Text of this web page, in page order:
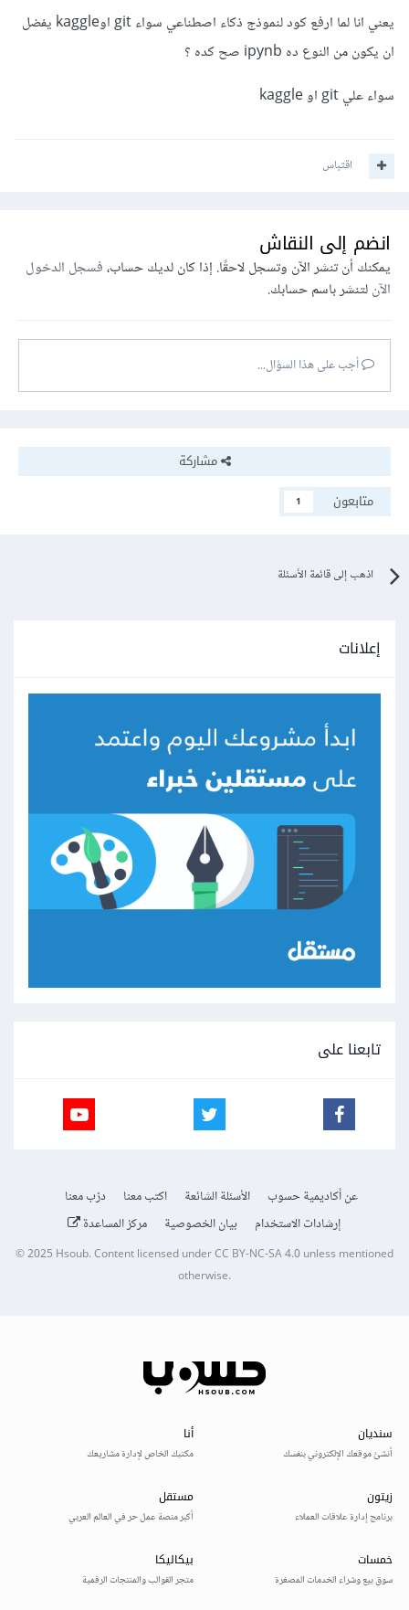
يعني انا لما ارفع كود لنموذج ذكاء اصطناعي سواء git اوkaggle يفضل
ان يكون من النوع ده ipynb صح كده ؟
سواء علي git او kaggle
اقتباس
انضم إلى النقاش
يمكنك أن تنشر الآن وتسجل لاحقًا. إذا كان لديك حساب،فسجل الدخول
الآنلتنشر باسم حسابك.
أجب على هذا السؤال...
مشاركة
متابعون
1
اذهب إلى قائمة الأسئلة
إعلانات
تابعنا على
عن أكاديمية حسوب الأسئلة الشائعة اكتب معنا
درّب معنا
إرشادات الاستخدام
بيان الخصوصية مركز المساعدة
© 2025Hsoub.Content licensed underCC BY-NC-SA 4.0unless mentioned
otherwise.